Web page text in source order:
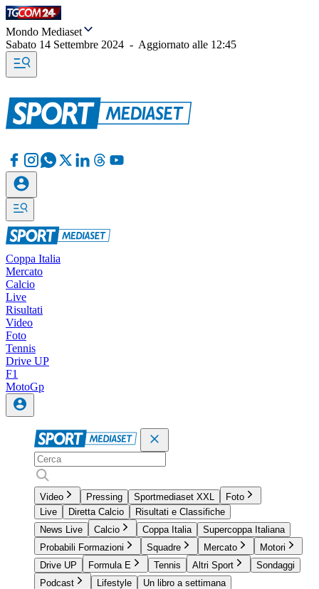
Mondo Mediaset
Sabato 14 Settembre 2024 - Aggiornato alle 12:45
Coppa Italia
Mercato
Calcio
Live
Risultati
Video
Foto
Tennis
Drive UP
F1
MotoGp
Video Pressing Sportmediaset XXL
Foto
Live
Diretta Calcio
Risultati e Classifiche
News Live
Calcio Coppa Italia
Supercoppa Italiana
Probabili Formazioni
Squadre Mercato
Motori
Drive UP
Formula E Tennis Altri Sport
Sondaggi
Podcast
Lifestyle
Un libro a settimana